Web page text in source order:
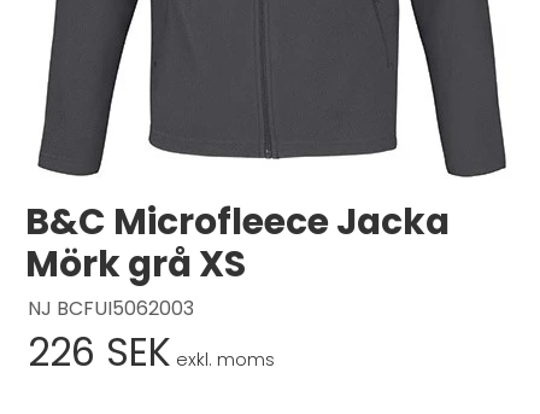
Logga in
Svenska English Dansk
B&C Microfleece Jacka
Mörk grå XS
NJ BCFUI5062003
226 SEK exkl. moms